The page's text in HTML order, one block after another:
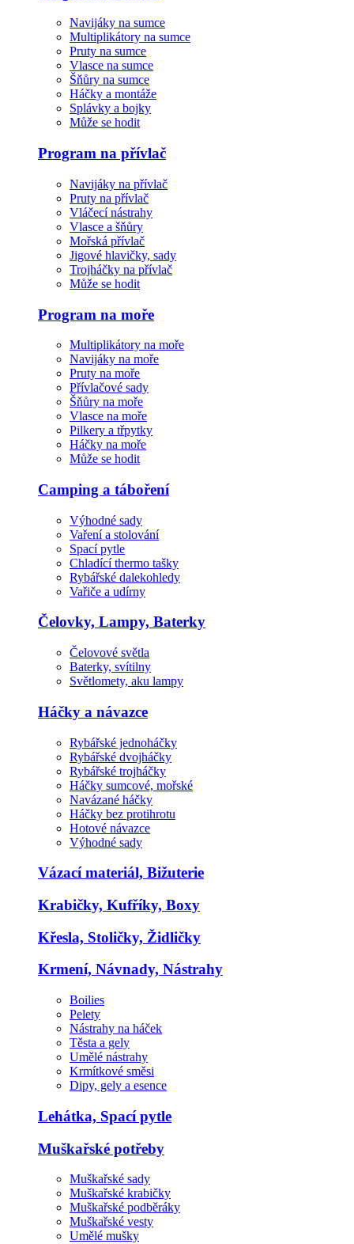
Navijáky na sumce
Multiplikátory na sumce
Pruty na sumce
Vlasce na sumce
Šňůry na sumce
Háčky a montáže
Splávky a bojky
Může se hodit
Program na přívlač
Navijáky na přívlač
Pruty na přívlač
Vláčecí nástrahy
Vlasce a šňůry
Mořská přívlač
Jigové hlavičky, sady
Trojháčky na přívlač
Může se hodit
Program na moře
Multiplikátory na moře
Navijáky na moře
Pruty na moře
Přívlačové sady
Šňůry na moře
Vlasce na moře
Pilkery a třpytky
Háčky na moře
Může se hodit
Camping a táboření
Výhodné sady
Vaření a stolování
Spací pytle
Chladící thermo tašky
Rybářské dalekohledy
Vařiče a udírny
Čelovky, Lampy, Baterky
Čelovové světla
Baterky, svítilny
Světlomety, aku lampy
Háčky a návazce
Rybářské jednoháčky
Rybářské dvojháčky
Rybářské trojháčky
Háčky sumcové, mořské
Navázané háčky
Háčky bez protihrotu
Hotové návazce
Výhodné sady
Vázací materiál, Bižuterie
Krabičky, Kufříky, Boxy
Křesla, Stoličky, Židličky
Krmení, Návnady, Nástrahy
Boilies
Pelety
Nástrahy na háček
Těsta a gely
Umělé nástrahy
Krmítkové směsi
Dipy, gely a esence
Lehátka, Spací pytle
Muškařské potřeby
Muškařské sady
Muškařské krabičky
Muškařské podběráky
Muškařské vesty
Umělé mušky